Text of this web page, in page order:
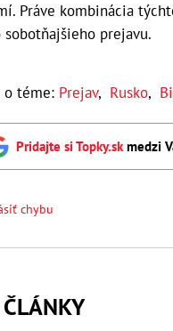
Práve kombinácia
sobotňajšieho prejavu.
o téme: Prejav, Rusko,
Pridajte si Topky.sk medzi
chybu